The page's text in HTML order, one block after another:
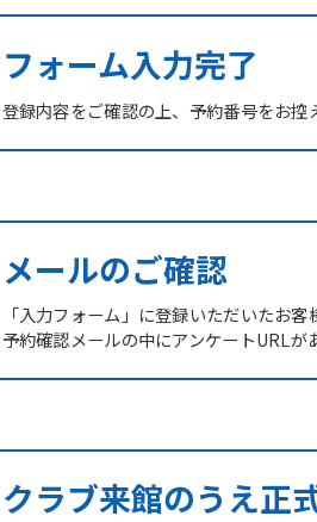
フォーム入力完了
登録内容をご確認の上、予約番号をお控
メールのご確認
「入力フォーム」に登録いただいたお
予約確認メールの中にアンケートURL
クラブ来館のうえ正